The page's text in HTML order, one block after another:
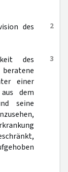
2
des
3
des
einer
dem
seine